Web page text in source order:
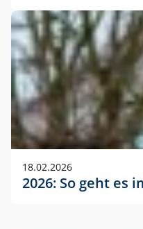
18.02.2026
2026: So geht es